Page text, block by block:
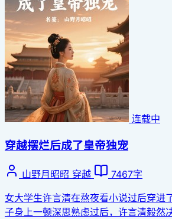
连载中
穿越摆烂后成了皇帝独宠
山野月昭昭 穿越
7467字
女大学生许言清在熬夜看小说过后穿进
子身上一顿深思熟虑过后，许言清毅